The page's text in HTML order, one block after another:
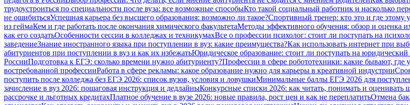
трудоустроиться по специальности после вуза: все возможные способыКто такой социальный работник и насколько
не ошибитьсяУспешная карьера без высшего образования: возможно ли такое?Спортивный тренер: кто это и где этому
из геймаКем и где работать после окончания химического факультетаМетоды эффективного обучения: обзор и оценка
как его создатьОсобенности сессии в колледжах и техникумахВсе о профессии психолог: стоит ли поступать на
заведениеЗнание иностранного языка при поступлении в вуз: какие преимущества?Как использовать интернет при
абитуриентов при поступлении в вуз и как их избежатьЮридическое образование: стоит ли поступать на юридический
РоссииПодготовка к ЕГЭ: сколько времени нужно абитуриенту?Профессии в сфере робототехники: какие бывают, где
востребованной профессииРабота в сфере рекламы: какое образование нужно для карьеры в креативной индустрии
поступить после колледжа без ЕГЭ 2026: список вузов, условия и ловушкиМинимальные баллы ЕГЭ 2026 для
зачисление в вуз 2026: пошаговая инструкция и дедлайныКонкурсные списки 2026: как читать, понимать и оценивать
рассрочке и льготных кредитахПлатное обучение в вузе 2026: новые правила, рост цен и как не переплатитьОтмена